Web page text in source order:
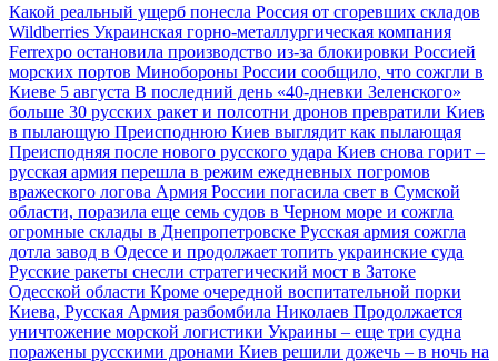
Какой реальный ущерб понесла Россия от сгоревших складов
Wildberries Украинская горно-металлургическая компания
Ferrexpo остановила производство из-за блокировки Россией
морских портов Минобороны России сообщило, что сожгли в
Киеве 5 августа В последний день «40-дневки Зеленского»
больше 30 русских ракет и полсотни дронов превратили Киев
в пылающую Преисподнюю Киев выглядит как пылающая
Преисподняя после нового русского удара Киев снова горит –
русская армия перешла в режим ежедневных погромов
вражеского логова Армия России погасила свет в Сумской
области, поразила еще семь судов в Черном море и сожгла
огромные склады в Днепропетровске Русская армия сожгла
дотла завод в Одессе и продолжает топить украинские суда
Русские ракеты снесли стратегический мост в Затоке
Одесской области Кроме очередной воспитательной порки
Киева, Русская Армия разбомбила Николаев Продолжается
уничтожение морской логистики Украины – еще три судна
поражены русскими дронами Киев решили дожечь – в ночь на